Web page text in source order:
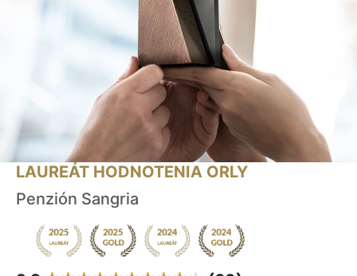
LAUREÁT HODNOTENIA ORLY
Penzión Sangria